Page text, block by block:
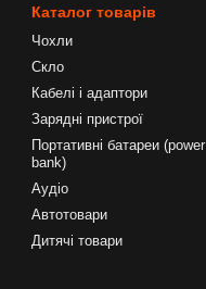
Каталог товарів
Чохли
Скло
Кабелі і адаптори
Зарядні пристрої
Портативні батареи (power
bank)
Аудіо
Автотовари
Дитячі товари